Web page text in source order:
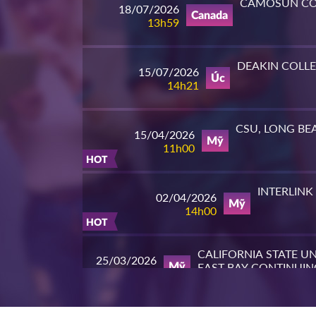
18/07/2026
13h59
Canada
CAMOSUN
15/07/2026
14h21
Úc
DEAKIN
HOT
15/04/2026
11h00
Mỹ
CSU, LONG
HOT
02/04/2026
14h00
Mỹ
INTERLINK
25/03/2026
Mỹ
CALIFORNIA STATE
EAST BAY